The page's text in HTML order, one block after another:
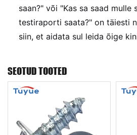
saan?" või "Kas sa saad mulle
testiraporti saata?" on täiesti
siin, et aidata sul leida õige
SEOTUD TOOTED